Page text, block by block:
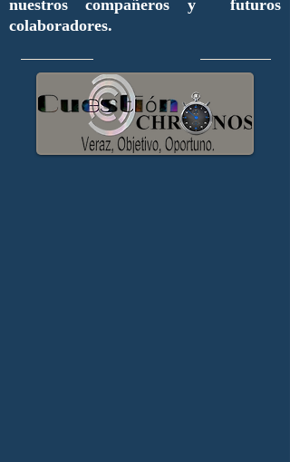
nuestros compañeros y futuros
colaboradores.